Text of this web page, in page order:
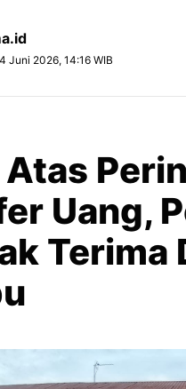
Juni 2026, 14:16 WIB
Uang,
Terima